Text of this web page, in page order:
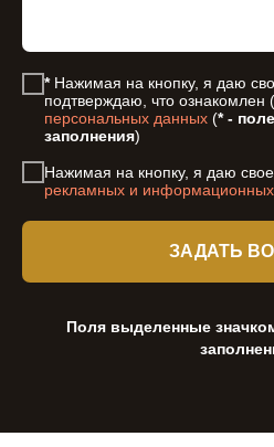
*Нажимая на кнопку, я даю
подтверждаю, что ознакомлен
персональных данных (* -
заполнения)
Нажимая на кнопку, я даю свое
рекламных и
ЗАДАТЬ
Поля выделенные